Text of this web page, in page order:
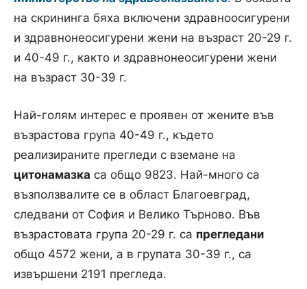
на скрининга бяха включени здравноосигурени
и здравнонеосигурени жени на възраст 20-29 г.
и 40-49 г., както и здравнонеосигурени жени
на възраст 30-39 г.
Най-голям интерес е проявен от жените във
възрастова група 40-49 г., където
реализираните прегледи с вземане на
цитонамазка са общо 9823. Най-много са
възползвалите се в област Благоевград,
следвани от София и Велико Търново. Във
възрастовата група 20-29 г. са прегледани
общо 4572 жени, а в групата 30-39 г., са
извършени 2191 прегледа.